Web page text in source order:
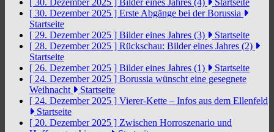
[ 30. Dezember 2025 ] Bilder eines Jahres (4)
Startseite
[ 30. Dezember 2025 ] Erste Abgänge bei der Borussia
Startseite
[ 29. Dezember 2025 ] Bilder eines Jahres (3)
Startseite
[ 28. Dezember 2025 ] Rückschau: Bilder eines Jahres (2)
Startseite
[ 26. Dezember 2025 ] Bilder eines Jahres (1)
Startseite
[ 24. Dezember 2025 ] Borussia wünscht eine gesegnete
Weihnacht
Startseite
[ 24. Dezember 2025 ] Vierer-Kette – Infos aus dem Ellenfeld
Startseite
[ 20. Dezember 2025 ] Zwischen Horroszenario und